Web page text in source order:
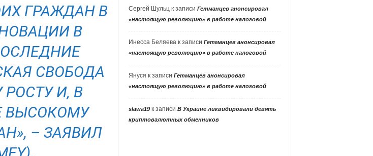
ГРАЖДАН В
В
СВОБОДА
И, В
ВЫСОКОМУ
– ЗАЯВИЛ
Сергей Шульцк записи Гетманцев анонсировал
«настоящую революцию» в работе налоговой
Инесса Беляевак записи Гетманцев анонсировал
«настоящую революцию» в работе налоговой
Януся к записи Гетманцев анонсировал
«настоящую революцию» в работе налоговой
slawa19к записи В Украине ликвидировали девять
криптовалютных обменников